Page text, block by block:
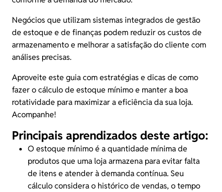
Negócios que utilizam sistemas integrados de gestão
de estoque e de finanças podem reduzir os custos de
armazenamento e melhorar a satisfação do cliente com
análises precisas.
Aproveite este guia com estratégias e dicas de como
fazer o cálculo de estoque mínimo e manter a boa
rotatividade para maximizar a eficiência da sua loja.
Acompanhe!
Principais aprendizados deste artigo:
O estoque mínimo é a quantidade mínima de
produtos que uma loja armazena para evitar falta
de itens e atender à demanda contínua. Seu
cálculo considera o históricode vendas, o tempo